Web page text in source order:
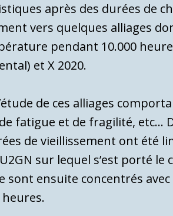
après des durées de
vers quelques alliages
pendant 10.000
et X 2020.
de ces alliages
fatigue et de fragilité, etc…
de vieillissement ont été
sur lequel s’est porté
sont ensuite concentrés